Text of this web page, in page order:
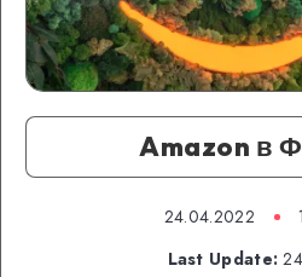
Amazon в
24.04.2022
Last Update: